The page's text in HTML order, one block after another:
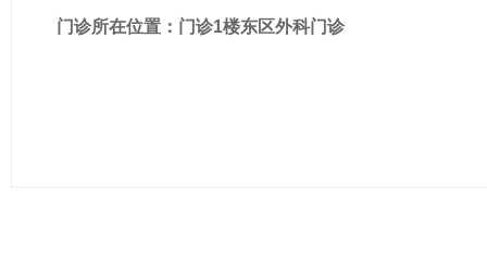
门诊所在位置：门诊1楼东区外科门诊